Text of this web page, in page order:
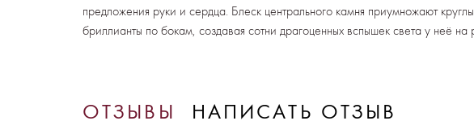
предложения руки и сердца. Блеск центрального камня приумножают
бриллианты по бокам, создавая сотни драгоценных вспышек света у неё на
ОТЗЫВЫ НАПИСАТЬ ОТЗЫВ